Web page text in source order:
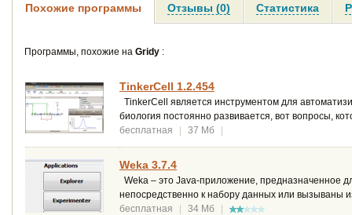
Похожие программы Отзывы (0) Статистика
Программы, похожие на Gridy :
TinkerCell 1.2.454
TinkerCell является инструментом для
биология постоянно развивается, вот вопросы,
бесплатная
| 37 Мб |
Weka 3.7.4
Weka – это Java-приложение, предназначенное
непосредственно к набору данных или вызываны
бесплатная
| 34 Мб |